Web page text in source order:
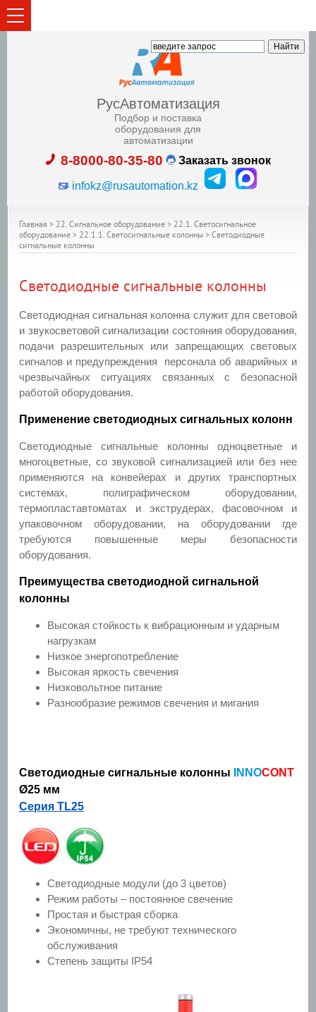
РусАвтоматизация
Подбор и поставка
оборудования для
автоматизации
8-8000-80-35-80 Заказать звонок
infokz@rusautomation.kz
Главная > 22. Сигнальное оборудование > 22.1. Светосигнальное
оборудование > 22.1.1. Светосигнальные колонны > Светодиодные
сигнальные колонны
Светодиодные сигнальные колонны
Светодиодная сигнальная колонна служит для световой
и звукосветовой сигнализации состояния оборудования,
подачи разрешительных или запрещающих световых
сигналов и предупреждения персонала об аварийных и
чрезвычайных ситуациях связанных с безопасной
работой оборудования.
Применение светодиодных сигнальных колонн
Светодиодные сигнальные колонны одноцветные и
многоцветные, со звуковой сигнализацией или без нее
применяются на конвейерах и других транспортных
системах, полиграфическом оборудовании,
термопластавтоматах и экструдерах, фасовочном и
упаковочном оборудовании, на оборудовании где
требуются повышенные меры безопасности
оборудования.
Преимущества светодиодной сигнальной
колонны
Высокая стойкость к вибрационным и ударным
нагрузкам
Низкое энергопотребление
Высокая яркость свечения
Низковольтное питание
Разнообразие режимов свечения и мигания
Светодиодные сигнальные колонны INNOCONT
Ø25 мм
Серия TL25
Светодиодные модули (до 3 цветов)
Режим работы – постоянное свечение
Простая и быстрая сборка
Экономичны, не требуют технического
обслуживания
Степень защиты IP54